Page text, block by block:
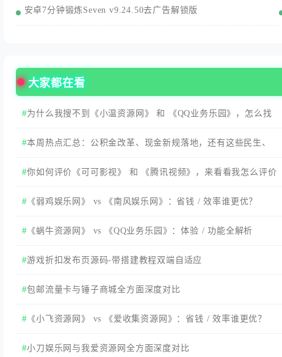
安卓7分钟锻炼Seven v9.24.50去广告解锁版
大家都在看
为什么我搜不到《小温资源网》 和 《QQ业务乐园》，怎么找
到这两个站点。
本周热点汇总：公积金改革、现金新规落地，还有这些民生、
国际动态值得关注
你如何评价《可可影视》 和 《腾讯视频》，来看看我怎么评价
的 《弱鸡娱乐网》 vs 《南风娱乐网》：省钱 / 效率谁更优？
《蜗牛资源网》 vs 《QQ业务乐园》：体验 / 功能全解析
游戏折扣发布页源码-带搭建教程双端自适应
包邮流量卡与锤子商城全方面深度对比
《小飞资源网》 vs 《爱收集资源网》：省钱 / 效率谁更优？
小刀娱乐网与我爱资源网全方面深度对比